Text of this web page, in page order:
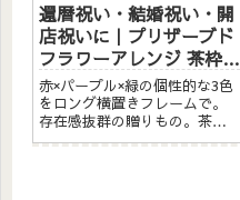
還暦祝い・結婚祝い・開
店祝いに｜プリザーブド
フラワーアレンジ 茶枠ロ
ング横置き〈赤パープル
緑〉文字入れ
赤×パープル×緑の個性的な3色
をロング横置きフレームで。
存在感抜群の贈りもの。茶枠
にプリザーブドフラワーと造